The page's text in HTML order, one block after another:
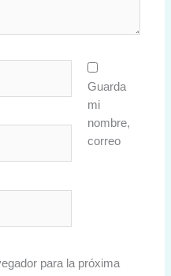
Guarda
mi
nombre,
correo
para la próxima